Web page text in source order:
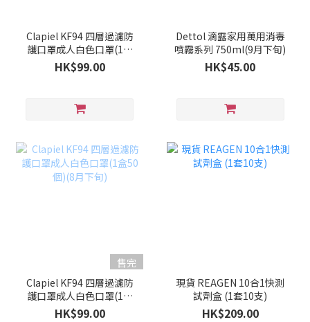
Clapiel KF94 四層過濾防
護口罩成人白色口罩(1盒
50個)(9月上旬)
HK$99.00
Dettol 滴露家用萬用消毒
噴霧系列 750ml(9月下旬)
HK$45.00
售完
Clapiel KF94 四層過濾防
護口罩成人白色口罩(1盒
50個)(8月下旬)
HK$99.00
現貨 REAGEN 10合1快測
試劑盒 (1套10支)
HK$209.00